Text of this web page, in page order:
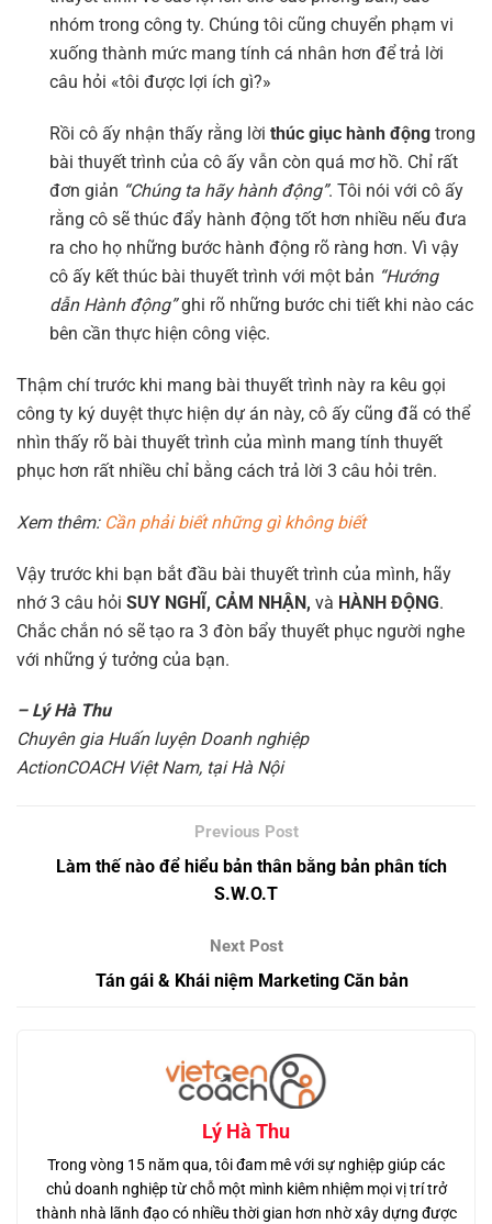
nhóm trong công ty. Chúng tôi cũng chuyển phạm vi
xuống thành mức mang tính cá nhân hơn để trả lời
câu hỏi «tôi được lợi ích gì?»
Rồi cô ấy nhận thấy rằng lời thúc giục hành động trong
bài thuyết trình của cô ấy vẫn còn quá mơ hồ. Chỉ rất
đơn giản “Chúng ta hãy hành động”. Tôi nói với cô ấy
rằng cô sẽ thúc đẩy hành động tốt hơn nhiều nếu đưa
ra cho họ những bước hành động rõ ràng hơn. Vì vậy
cô ấy kết thúc bài thuyết trình với một bản “Hướng
dẫn Hành động”ghi rõ những bước chi tiết khi nào các
bên cần thực hiện công việc.
Thậm chí trước khi mang bài thuyết trình này ra kêu gọi
công ty ký duyệt thực hiện dự án này, cô ấy cũng đã có thể
nhìn thấy rõ bài thuyết trình của mình mang tính thuyết
phục hơn rất nhiều chỉ bằng cách trả lời 3 câu hỏi trên.
Xem thêm: Cần phải biết những gì không biết
Vậy trước khi bạn bắt đầu bài thuyết trình của mình, hãy
nhớ 3 câu hỏi SUY NGHĨ, CẢM NHẬN, và HÀNH ĐỘNG.
Chắc chắn nó sẽ tạo ra 3 đòn bẩy thuyết phục người nghe
với những ý tưởng của bạn.
– Lý Hà Thu
Chuyên gia Huấn luyện Doanh nghiệp
ActionCOACH Việt Nam, tại Hà Nội
Làm thế nào để hiểu bản thân bằng bản phân tích
S.W.O.T
Tán gái & Khái niệm Marketing Căn bản
Lý Hà Thu
Trong vòng 15 năm qua, tôi đam mê với sự nghiệp giúp các
chủ doanh nghiệp từ chỗ một mình kiêm nhiệm mọi vị trí trở
thành nhà lãnh đạo có nhiều thời gian hơn nhờ xây dựng được